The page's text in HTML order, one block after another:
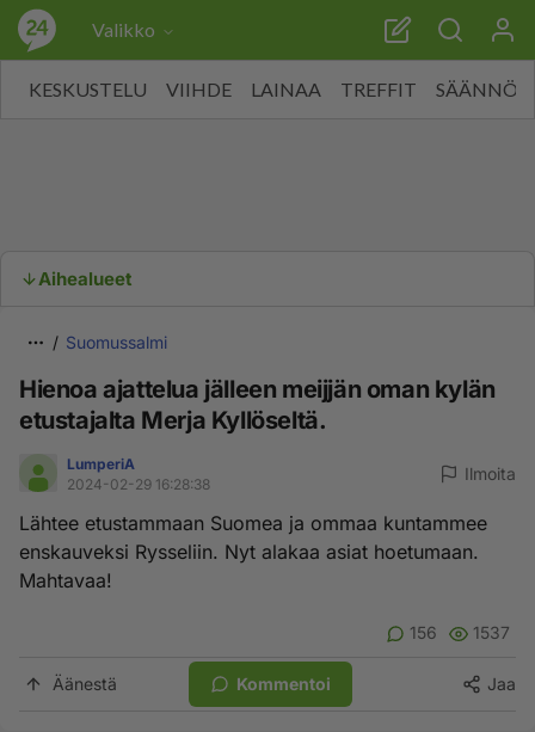
Valikko
KESKUSTELU VIIHDE LAINAA TREFFIT SÄÄNNÖT
Aihealueet
Suomussalmi
Hienoa ajattelua jälleen meijjän oman kylän
etustajalta Merja Kyllöseltä.
LumperiA
2024-02-29 16:28:38
Ilmoita
Lähtee etustammaan Suomea ja ommaa kuntammee
enskauveksi Rysseliin. Nyt alakaa asiat hoetumaan.
Mahtavaa!
156 1537
Äänestä Kommentoi Jaa